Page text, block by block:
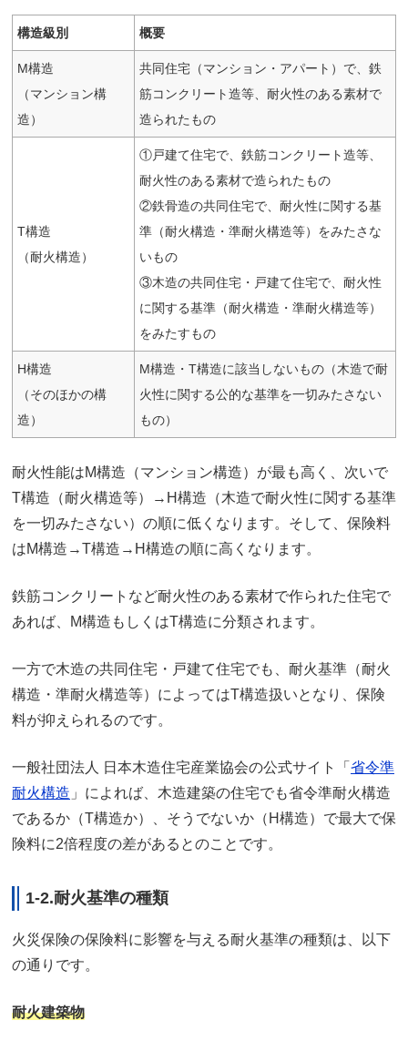
構造級別 概要
M構造
（マンション構
造）
共同住宅（マンション・アパート）で、鉄
筋コンクリート造等、耐火性のある素材で
造られたもの
T構造
（耐火構造）
①戸建て住宅で、鉄筋コンクリート造等、
耐火性のある素材で造られたもの
②鉄骨造の共同住宅で、耐火性に関する基
準（耐火構造・準耐火構造等）をみたさな
いもの
③木造の共同住宅・戸建て住宅で、耐火性
に関する基準（耐火構造・準耐火構造等）
をみたすもの
H構造
（そのほかの構
造）
M構造・T構造に該当しないもの（木造で耐
火性に関する公的な基準を一切みたさない
もの）
耐火性能はM構造（マンション構造）が最も高く、次いで
T構造（耐火構造等）→H構造（木造で耐火性に関する基準
を一切みたさない）の順に低くなります。そして、保険料
はM構造→T構造→H構造の順に高くなります。
鉄筋コンクリートなど耐火性のある素材で作られた住宅で
あれば、M構造もしくはT構造に分類されます。
一方で木造の共同住宅・戸建て住宅でも、耐火基準（耐火
構造・準耐火構造等）によってはT構造扱いとなり、保険
料が抑えられるのです。
一般社団法人 日本木造住宅産業協会の公式サイト「 省令準
耐火構造 」によれば、木造建築の住宅でも省令準耐火構造
であるか（T構造か）、そうでないか（H構造）で最大で保
険料に2倍程度の差があるとのことです。
1-2.耐火基準の種類
火災保険の保険料に影響を与える耐火基準の種類は、以下
の通りです。
耐火建築物